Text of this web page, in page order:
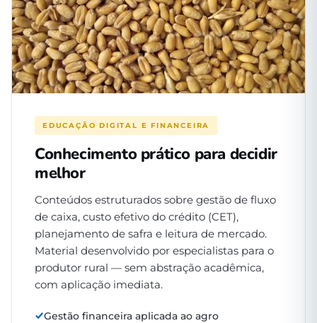
EDUCAÇÃO DIGITAL E FINANCEIRA
Conhecimento prático para decidir
melhor
Conteúdos estruturados sobre gestão de fluxo
de caixa, custo efetivo do crédito (CET),
planejamento de safra e leitura de mercado.
Material desenvolvido por especialistas para o
produtor rural — sem abstração acadêmica,
com aplicação imediata.
Gestão financeira aplicada ao agro